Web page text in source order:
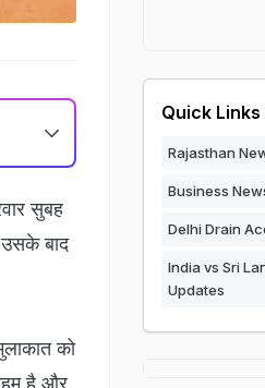
सुबह
उसके बाद
को
है और
Quick Links
Rajasthan
Business
Delhi Drain
India vs Sri
Updates